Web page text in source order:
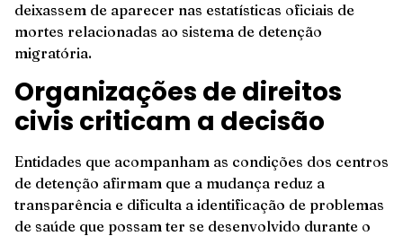
deixassem de aparecer nas estatísticas oficiais de
mortes relacionadas ao sistema de detenção
migratória.
Organizações de direitos
civis criticam a decisão
Entidades que acompanham as condições dos centros
de detenção afirmam que a mudança reduz a
transparência e dificulta a identificação de problemas
de saúde que possam ter se desenvolvido durante o